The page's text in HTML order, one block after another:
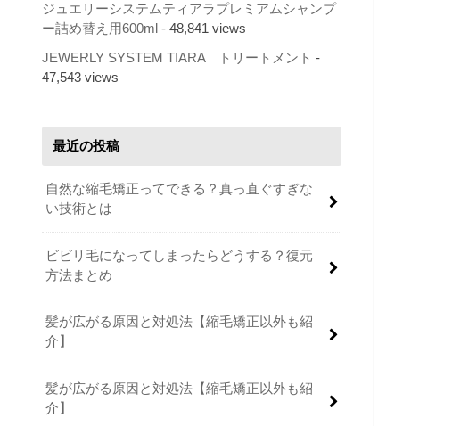
ジュエリーシステムティアラプレミアムシャンプ
ー詰め替え用600ml - 48,841 views
JEWERLY SYSTEM TIARA トリートメント -
47,543 views
最近の投稿
自然な縮毛矯正ってできる？真っ直ぐすぎな
い技術とは
ビビリ毛になってしまったらどうする？復元
方法まとめ
髪が広がる原因と対処法【縮毛矯正以外も紹
介】
髪が広がる原因と対処法【縮毛矯正以外も紹
介】